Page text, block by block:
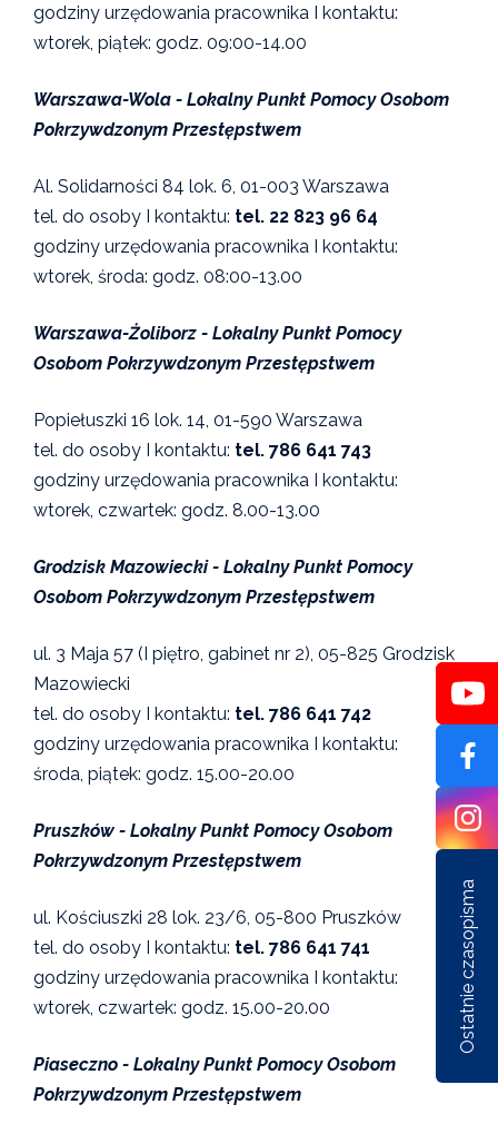
godziny urzędowania pracownika I kontaktu:
wtorek, piątek: godz. 09:00-14.00
Warszawa-Wola - Lokalny Punkt Pomocy Osobom
Pokrzywdzonym Przestępstwem
Al. Solidarności 84 lok. 6, 01-003 Warszawa
tel. do osoby I kontaktu: tel. 22 823 96 64
godziny urzędowania pracownika I kontaktu:
wtorek, środa: godz. 08:00-13.00
Warszawa-Żoliborz - Lokalny Punkt Pomocy
Osobom Pokrzywdzonym Przestępstwem
Popiełuszki 16 lok. 14, 01-590 Warszawa
tel. do osoby I kontaktu: tel. 786 641 743
godziny urzędowania pracownika I kontaktu:
wtorek, czwartek: godz. 8.00-13.00
Grodzisk Mazowiecki - Lokalny Punkt Pomocy
Osobom Pokrzywdzonym Przestępstwem
ul. 3 Maja 57 (I piętro, gabinet nr 2), 05-825 Grodzisk
Mazowiecki
tel. do osoby I kontaktu: tel. 786 641 742
godziny urzędowania pracownika I kontaktu:
środa, piątek: godz. 15.00-20.00
Pruszków - Lokalny Punkt Pomocy Osobom
Pokrzywdzonym Przestępstwem
ul. Kościuszki 28 lok. 23/6, 05-800 Pruszków
tel. do osoby I kontaktu: tel. 786 641 741
godziny urzędowania pracownika I kontaktu:
wtorek, czwartek: godz. 15.00-20.00
Piaseczno - Lokalny Punkt Pomocy Osobom
Pokrzywdzonym Przestępstwem
Ostatnie czasopisma
Nr 1/162/2026 Nr 6/161/2025 Nr 5/